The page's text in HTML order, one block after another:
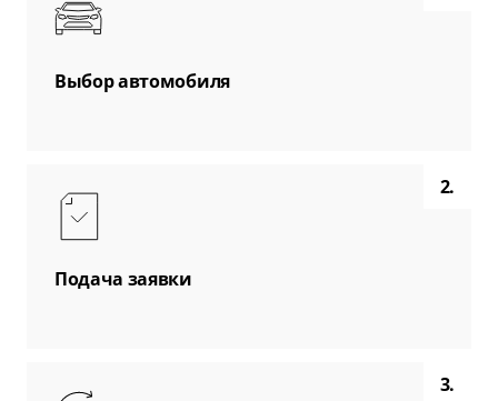
Выбор автомобиля
2.
Подача заявки
3.